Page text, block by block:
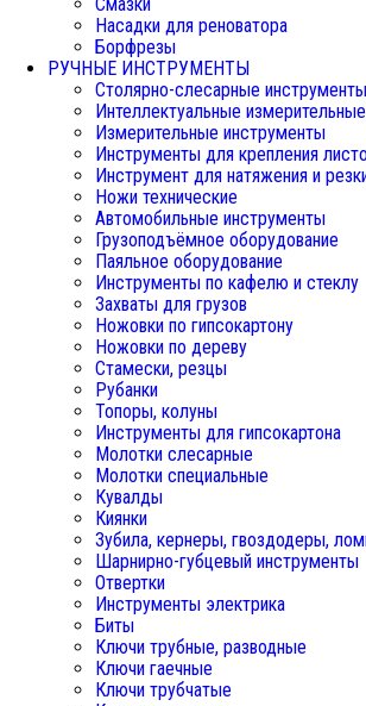
Насадки для реноватора
Борфрезы
РУЧНЫЕ ИНСТРУМЕНТЫ
Столярно-слесарные инструменты
Интеллектуальные
Измерительные инструменты
Инструменты для крепления
Инструмент для натяжения и
Ножи технические
Автомобильные инструменты
Грузоподъёмное оборудование
Паяльное оборудование
Инструменты по кафелю и стеклу
Захваты для грузов
Ножовки по гипсокартону
Ножовки по дереву
Стамески, резцы
Рубанки
Топоры, колуны
Инструменты для гипсокартона
Молотки слесарные
Молотки специальные
Кувалды
Киянки
Зубила, кернеры, гвоздодеры,
Шарнирно-губцевый инструменты
Отвертки
Инструменты электрика
Биты
Ключи трубные, разводные
Ключи гаечные
Ключи трубчатые